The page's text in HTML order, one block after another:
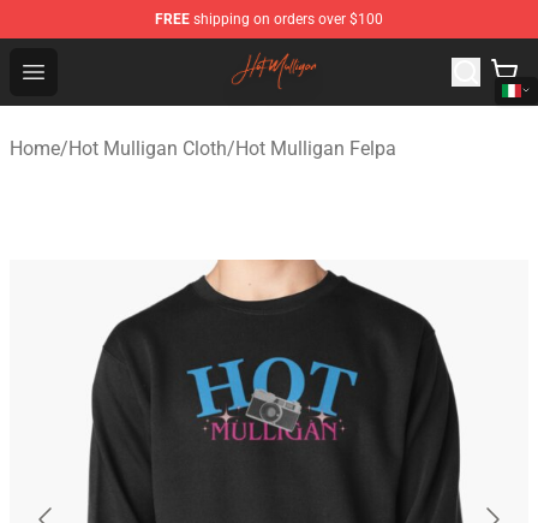
FREE shipping on orders over $100
Open menu
Hot Mulligan Shop - Official Hot Mulligan Merchandise
Home/Hot Mulligan Cloth/Hot Mulligan Felpa